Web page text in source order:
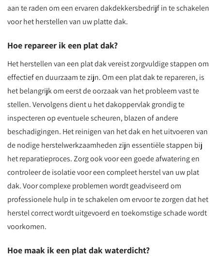
aan te raden om een ervaren dakdekkersbedrijf in te schakelen
voor het herstellen van uw platte dak.
Hoe repareer ik een plat dak?
Het herstellen van een plat dak vereist zorgvuldige stappen om
effectief en duurzaam te zijn. Om een plat dak te repareren, is
het belangrijk om eerst de oorzaak van het probleem vast te
stellen. Vervolgens dient u het dakoppervlak grondig te
inspecteren op eventuele scheuren, blazen of andere
beschadigingen. Het reinigen van het dak en het uitvoeren van
de nodige herstelwerkzaamheden zijn essentiële stappen bij
het reparatieproces. Zorg ook voor een goede afwatering en
controleer de isolatie voor een compleet herstel van uw plat
dak. Voor complexe problemen wordt geadviseerd om
professionele hulp in te schakelen om ervoor te zorgen dat het
herstel correct wordt uitgevoerd en toekomstige schade wordt
voorkomen.
Hoe maak ik een plat dak waterdicht?